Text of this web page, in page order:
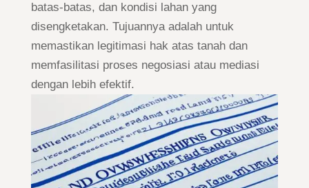
batas-batas, dan kondisi lahan yang
disengketakan. Tujuannya adalah untuk
memastikan legitimasi hak atas tanah dan
memfasilitasi proses negosiasi atau mediasi
dengan lebih efektif.